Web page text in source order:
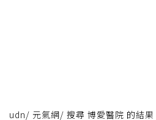
udn/ 元氣網/ 搜尋 博愛醫院 的結果